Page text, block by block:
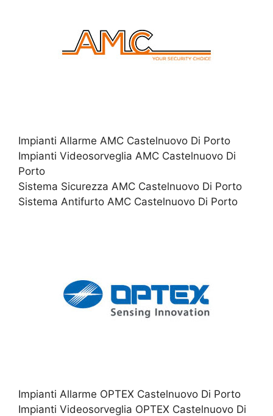
Impianti Allarme AMC Castelnuovo Di Porto
Impianti Videosorveglia AMC Castelnuovo Di
Porto
Sistema Sicurezza AMC Castelnuovo Di Porto
Sistema Antifurto AMC Castelnuovo Di Porto
Impianti Allarme OPTEX Castelnuovo Di Porto
Impianti Videosorveglia OPTEX Castelnuovo Di